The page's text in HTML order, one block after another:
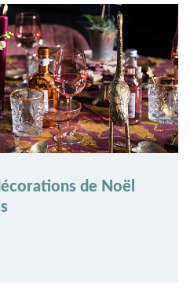
de Noël